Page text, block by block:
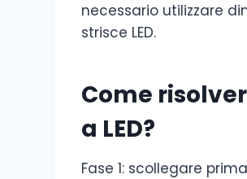
necessario utilizzare
strisce LED.
Come
a LED?
Fase 1: scollegare